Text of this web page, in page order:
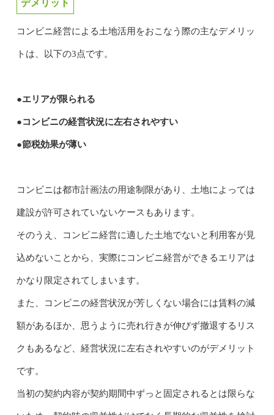
デメリット
コンビニ経営による土地活用をおこなう際の主なデメリッ
トは、以下の3点です。
●エリアが限られる
●コンビニの経営状況に左右されやすい
●節税効果が薄い
コンビニは都市計画法の用途制限があり、土地によっては
建設が許可されていないケースもあります。
そのうえ、コンビニ経営に適した土地でないと利用客が見
込めないことから、実際にコンビニ経営ができるエリアは
かなり限定されてしまいます。
また、コンビニの経営状況が芳しくない場合には賃料の減
額があるほか、思うように売れ行きが伸びず撤退するリス
クもあるなど、経営状況に左右されやすいのがデメリット
です。
当初の契約内容が契約期間中ずっと固定されるとは限らな